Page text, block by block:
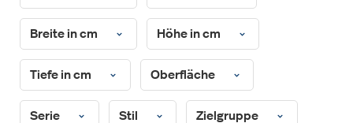
Breite in cm Höhe in cm
Tiefe in cm Oberfläche
Serie Stil Zielgruppe